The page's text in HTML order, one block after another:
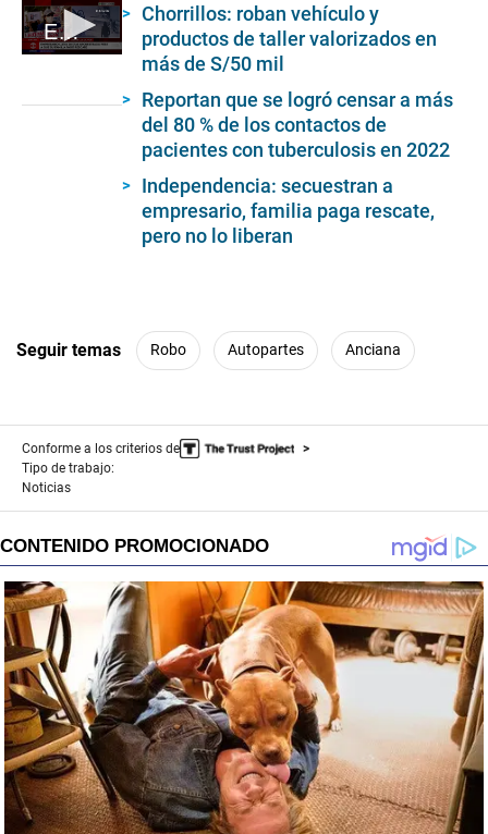
Esposa de empresario secuestrado pide ayuda
Chorrillos: roban vehículo y
productos de taller valorizados en
más de S/50 mil
Reportan que se logró censar a más
del 80 % de los contactos de
pacientes con tuberculosis en 2022
Independencia: secuestran a
empresario, familia paga rescate,
pero no lo liberan
Seguir temas Robo Autopartes Anciana
Conforme a los criterios de
Tipo de trabajo:
Noticias